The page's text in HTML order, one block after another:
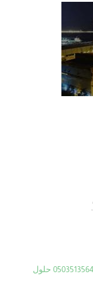
أفضل خدمات معالجة الخرسانة في الرياض 0503513564 حلول